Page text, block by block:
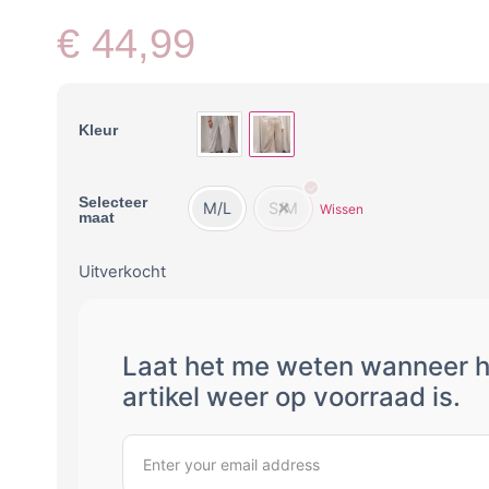
€ 44,99
Kleur
Selecteer
maat
M/L S/M Wissen
Uitverkocht
Laat het me weten wanneer
artikel weer op voorraad is.